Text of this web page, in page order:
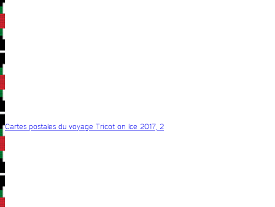
Cartes postales du voyage Tricot on Ice 2017, 2